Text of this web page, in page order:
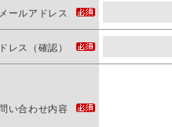
ールアドレス
レス（確認）
い合わせ内容